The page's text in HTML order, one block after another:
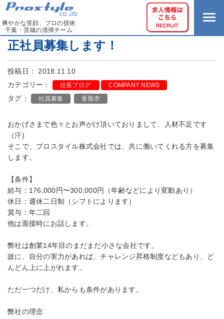
爽やかな笑顔、プロの技術
千葉・茨城の清掃チーム
正社員募集します！
投稿日： 2018.11.10
カテゴリー：
社長ブログ COMPANY NEWS
タグ： 社員募集 香取市
おかげさまで色々とお声がけ頂いておりまして、人材不足です
（汗)
そこで、プロスタイル株式会社では、共に働いてくれる方を募集
します。
【条件】
給与：176,000円〜300,000円（年齢などにより変動あり）
休日：週休二日制（シフトによります）
賞与：年二回
他は面接時にお話します。
弊社は創業14年目のまだまだ小さな会社です。
故に、自分の実力があれば、チャレンジ昇格制度などもあり、ど
んどん上に上がれます。
ただ一つだけ、私からも条件があります。
弊社の理念